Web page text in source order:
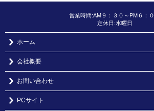
営業時間:AM９：３０～PM６：
定休日:水曜日
ホーム
会社概要
お問い合わせ
PCサイト